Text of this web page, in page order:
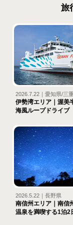
旅
2026.7.22｜愛知県/三
伊勢湾エリア｜渥美
海風ループドライブ
2026.5.22｜長野県
南信州エリア｜南信
温泉を満喫する1泊2